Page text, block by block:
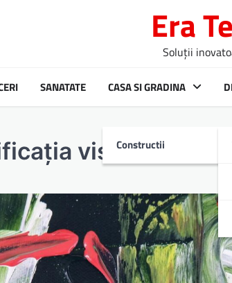
Era
Soluții
SANATATE CASA SI GRADINA
Constructii
viselor cu